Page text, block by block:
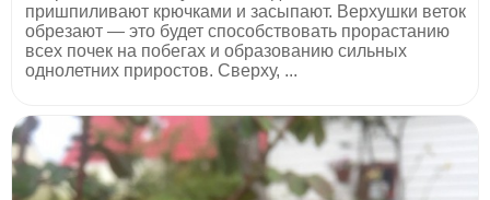
пришпиливают крючками и засыпают. Верхушки веток
обрезают — это будет способствовать прорастанию
всех почек на побегах и образованию сильных
однолетних приростов. Сверху, ...